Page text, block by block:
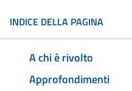
INDICE DELLA PAGINA
A chi è rivolto
Approfondimenti